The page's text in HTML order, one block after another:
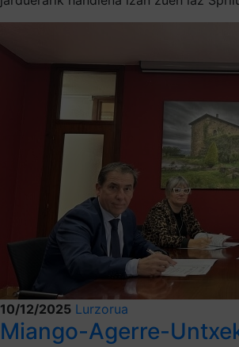
10/12/2025 Lurzorua
Miango-Agerre-